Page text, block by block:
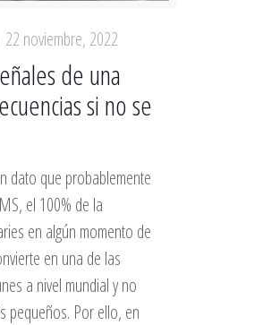
22 noviembre, 2022
de una
si no se
dato que probablemente
el 100% de la
en algún momento de
en una de las
a nivel mundial y no
pequeños. Por ello, en